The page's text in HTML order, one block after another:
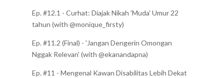
Ep. #12.1 - Curhat: Diajak Nikah 'Muda' Umur 22
tahun (with @monique_firsty)
Ep. #11.2 (Final) - 'Jangan Dengerin Omongan
Nggak Relevan' (with @ekanandapna)
Ep. #11 - Mengenal Kawan Disabilitas Lebih Dekat